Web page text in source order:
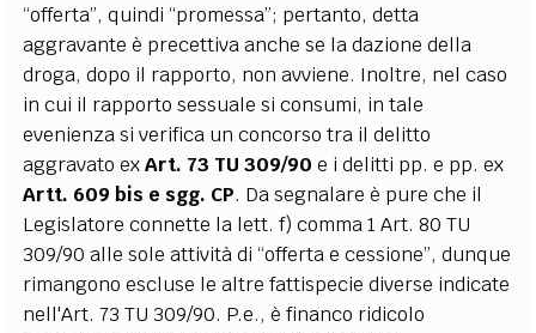
“offerta”, quindi “promessa”; pertanto, detta
aggravante è precettiva anche se la dazione della
droga, dopo il rapporto, non avviene. Inoltre, nel caso
in cui il rapporto sessuale si consumi, in tale
evenienza si verifica un concorso tra il delitto
aggravato exArt. 73 TU 309/90 e i delitti pp. e pp. ex
Artt. 609 bis e sgg. CP. Da segnalare è pure che il
Legislatore connette la lett. f) comma 1 Art. 80 TU
309/90 alle sole attività di “offerta e cessione”, dunque
rimangono escluse le altre fattispecie diverse indicate
nell'Art. 73 TU 309/90. P.e., è financo ridicolo